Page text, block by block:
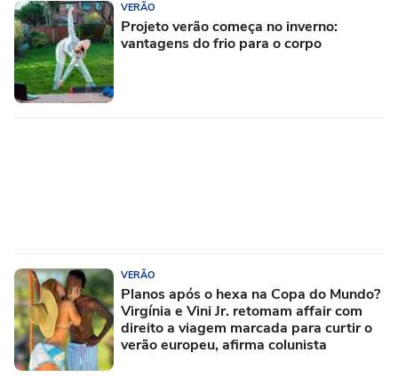
VERÃO
Projeto verão começa no inverno:
vantagens do frio para o corpo
VERÃO
Planos após o hexa na Copa do Mundo?
Virgínia e Vini Jr. retomam affair com
direito a viagem marcada para curtir o
verão europeu, afirma colunista